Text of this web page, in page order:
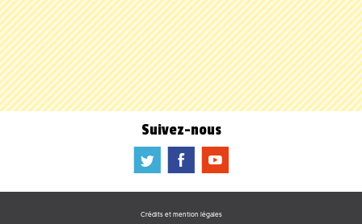
Suivez-nous
a b f
Crédits et mention légales